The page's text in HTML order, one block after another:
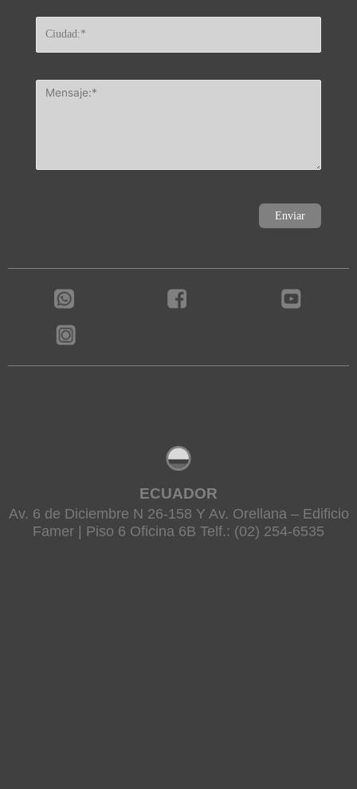
ECUADOR
Av. 6 de Diciembre N 26-158 Y Av. Orellana – Edificio
Famer | Piso 6 Oficina 6B Telf.: (02) 254-6535